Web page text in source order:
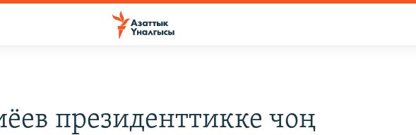
президенттикке чоң